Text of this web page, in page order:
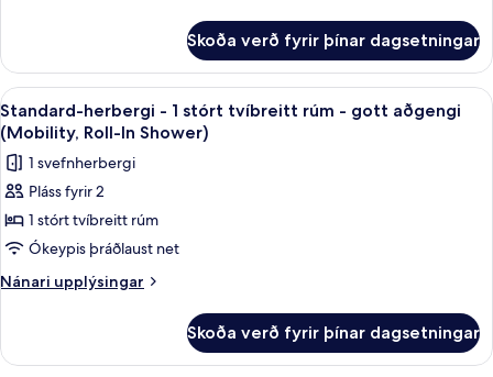
rúm
gott
aðgengi
(Mobility,
Accessible
Tub)
herbergi
1
stórt
tvíbreitt
rúm
aðgengi
(Mobility,
Tub)
Skoða verð fyrir þínar dagsetningar
Skoða
allar
myndir
fyrir
Standard-
herbergi
-
1
rúm
5
Standard-herbergi - 1 stórt tvíbreitt rúm - gott aðgengi
(Mobility, Roll-In Shower)
1 svefnherbergi
Pláss fyrir 2
1 stórt tvíbreitt rúm
Ókeypis þráðlaust net
Nánari upplýsingar
Nánari
herbergi
Skoða verð fyrir þínar dagsetningar